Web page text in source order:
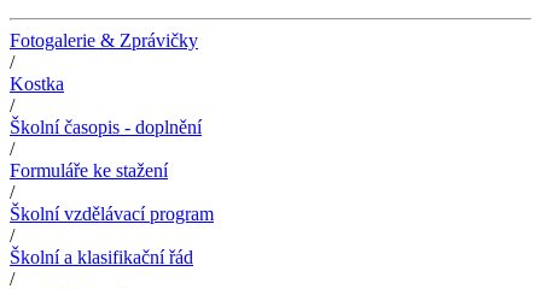
Fotogalerie & Zprávičky
/
Kostka
/
Školní časopis - doplnění
/
Formuláře ke stažení
/
Školní vzdělávací program
/
Školní a klasifikační řád
/